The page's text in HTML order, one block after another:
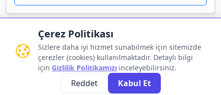
Çerez Politikası
Sizlere daha iyi hizmet sunabilmek için sitemizde
çerezler (cookies) kullanılmaktadır. Detaylı bilgi
için Gizlilik Politikamızı inceleyebilirsiniz.
Reddet Kabul Et
Gizlilik Politikası • Kullanım Koşulları • İletişim
© 2026 HesaplamaX.com - Tüm Hakları Saklıdır.